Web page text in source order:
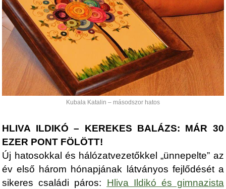
Kubala Katalin – másodszor hatos
HLIVA ILDIKÓ – KEREKES BALÁZS: MÁR 30
EZER PONT FÖLÖTT!
Új hatosokkal és hálózatvezetőkkel „ünnepelte” az
év első három hónapjának látványos fejlődését a
sikeres családi páros: Hliva Ildikó és gimnazista